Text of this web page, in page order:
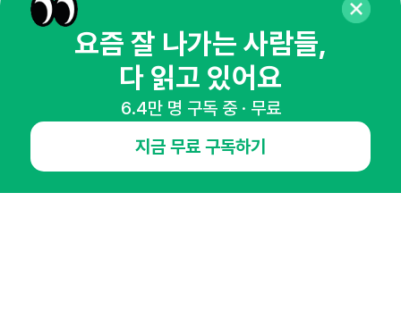
매주 화요일 아침,
마케팅 감각을 깨워 드릴게요!
65,043명의 마케터를 성장시키는 뉴스레터
NHN AD
요즘 잘 나가는 사람들,
다 읽고 있어요
6.4만 명 구독 중 · 무료
지금 무료 구독하기